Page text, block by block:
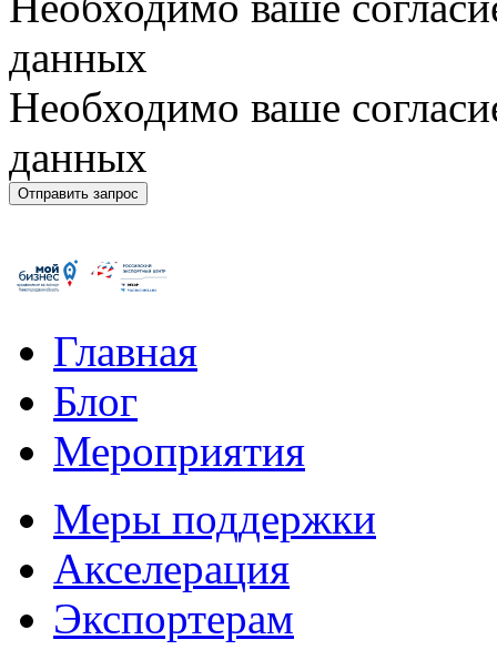
данных
Необходимо ваше
данных
Главная
Блог
Мероприятия
Меры поддержки
Акселерация
Экспортерам